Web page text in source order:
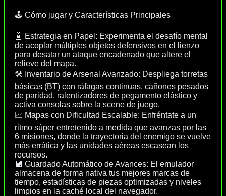
🕹️ Cómo jugar y Características Principales
🤖 Estrategia en Papel: Experimenta el desafío mental
de acoplar múltiples objetos defensivos en el lienzo
para desatar un ataque encadenado que altere el
relieve del mapa.
🛠️ Inventario de Arsenal Avanzado: Despliega torretas
básicas (BT) con ráfagas continuas, cañones pesados
de paridad, ralentizadores de pegamento elástico y
activa consolas sobre la scene de juego.
📈 Mapas con Dificultad Escalable: Enfréntate a un
ritmo súper entretenido a medida que avanzas por las
6 misiones, donde la trayectoria del enemigo se vuelve
más errática y las unidades aéreas escasean los
recursos.
💾 Guardado Automático de Avances: El emulador
almacena de forma nativa tus mejores marcas de
tiempo, estadísticas de piezas optimizadas y niveles
limpios en la caché local del navegador.